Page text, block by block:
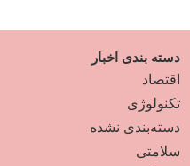
دسته بندی اخبار
اقتصاد
تکنولوژی
دسته‌بندی نشده
سلامتی